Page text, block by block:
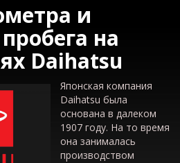
и
на
Daihatsu
Японская компания
Daihatsu была
основана в далеком
1907 году. На то время
она занималась
производством